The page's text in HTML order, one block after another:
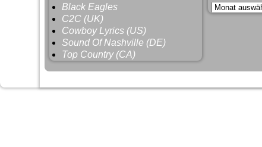
Black Eagles
C2C (UK)
Cowboy Lyrics (US)
Sound Of Nashville (DE)
Top Country (CA)